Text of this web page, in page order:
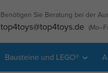
Benötigen Sie Beratung bei der
top4toys@top4toys.de
Bausteine und LEGO®